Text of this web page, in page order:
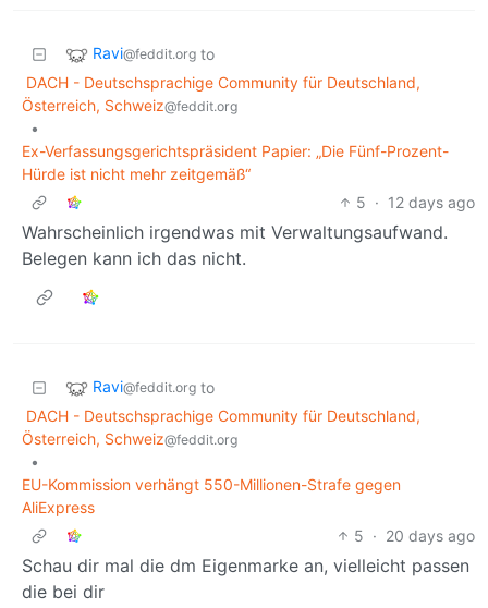
Ravi@feddit.org to
DACH - Deutschsprachige Community für Deutschland,
Österreich, Schweiz@feddit.org
•
Ex-Verfassungsgerichts­präsident Papier: „Die Fünf-Prozent-
Hürde ist nicht mehr zeitgemäß“
5 · 12 days ago
Wahrscheinlich irgendwas mit Verwaltungsaufwand.
Belegen kann ich das nicht.
Ravi@feddit.org to
DACH - Deutschsprachige Community für Deutschland,
Österreich, Schweiz@feddit.org
•
EU-Kommission verhängt 550-Millionen-Strafe gegen
AliExpress
5 · 20 days ago
Schau dir mal die dm Eigenmarke an, vielleicht passen
die bei dir